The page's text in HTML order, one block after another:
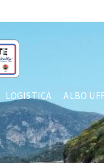
LOGISTICA ALBO